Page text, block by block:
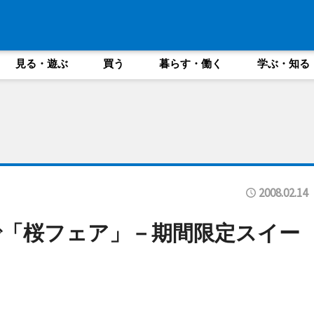
見る・遊ぶ 買う 暮らす・働く 学ぶ・知る
2008.02.14
桜フェア」－期間限定スイー